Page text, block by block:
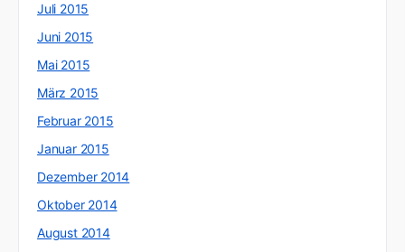
Juli 2015
Juni 2015
Mai 2015
März 2015
Februar 2015
Januar 2015
Dezember 2014
Oktober 2014
August 2014